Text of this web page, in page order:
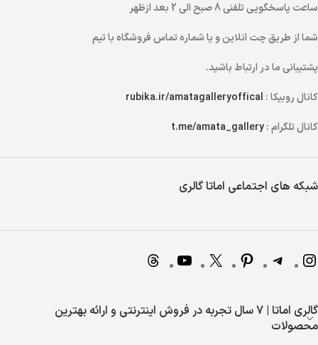
ساعت پاسخگویی تلفنی
شما از طریقچت انلاینو یاشماره تماسفروشگاه با تیم
پشتیبانی ما در ارتباط باشید.
کانال روبیکا : rubika.ir/amatagalleryoffical
کانال تلگرام :t.me/amata_gallery
شبکه های اجتماعی اماتا گالری
گالری اماتا | 7 سال تجربه در فروش اینترنتی و ارائه بهترین
محصولات